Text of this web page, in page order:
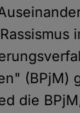
(BPjM)
die